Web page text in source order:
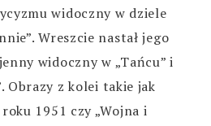
widoczny w dziele
Wreszcie nastał jego
widoczny w „Tańcu” i
Obrazy z kolei takie jak
1951 czy „Wojna i